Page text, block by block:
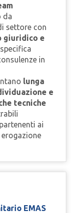
da
settore con
giuridico e
in
lunga
e
tecniche
ai
EMAS